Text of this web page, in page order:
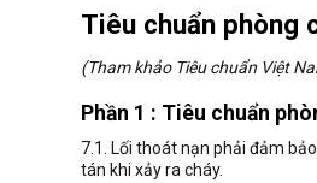
Tiêu chuẩn phòng
(Tham khảo Tiêu chuẩn Việt
Phần 1 : Tiêu chuẩn
7.1. Lối thoát nạn phải đảm
tán khi xảy ra cháy.